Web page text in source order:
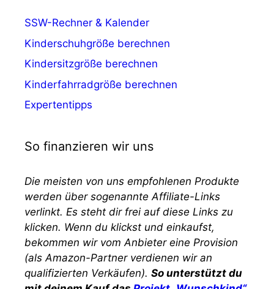
SSW-Rechner & Kalender
Kinderschuhgröße berechnen
Kindersitzgröße berechnen
Kinderfahrradgröße berechnen
Expertentipps
So finanzieren wir uns
Die meisten von uns empfohlenen Produkte
werden über sogenannte Affiliate-Links
verlinkt. Es steht dir frei auf diese Links zu
klicken. Wenn du klickst und einkaufst,
bekommen wir vom Anbieter eine Provision
(als Amazon-Partner verdienen wir an
qualifizierten Verkäufen). So unterstützt du